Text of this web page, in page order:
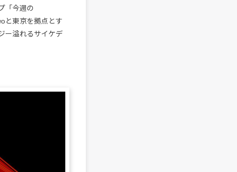
「今週の
と東京を拠点とす
ー溢れるサイケデ